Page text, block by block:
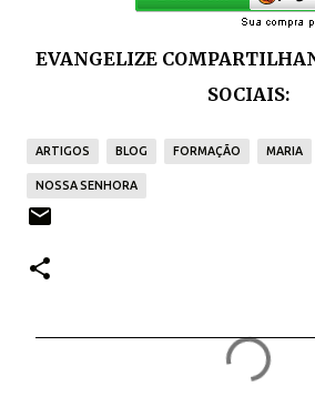
EVANGELIZE
SOCIAIS:
ARTIGOS BLOG FORMAÇÃO MARIA
NOSSA SENHORA